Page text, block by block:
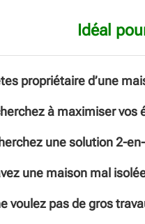
Idéal
propriétaire d’une
à maximiser vos
une solution 2-
une maison mal
voulez pas de gros